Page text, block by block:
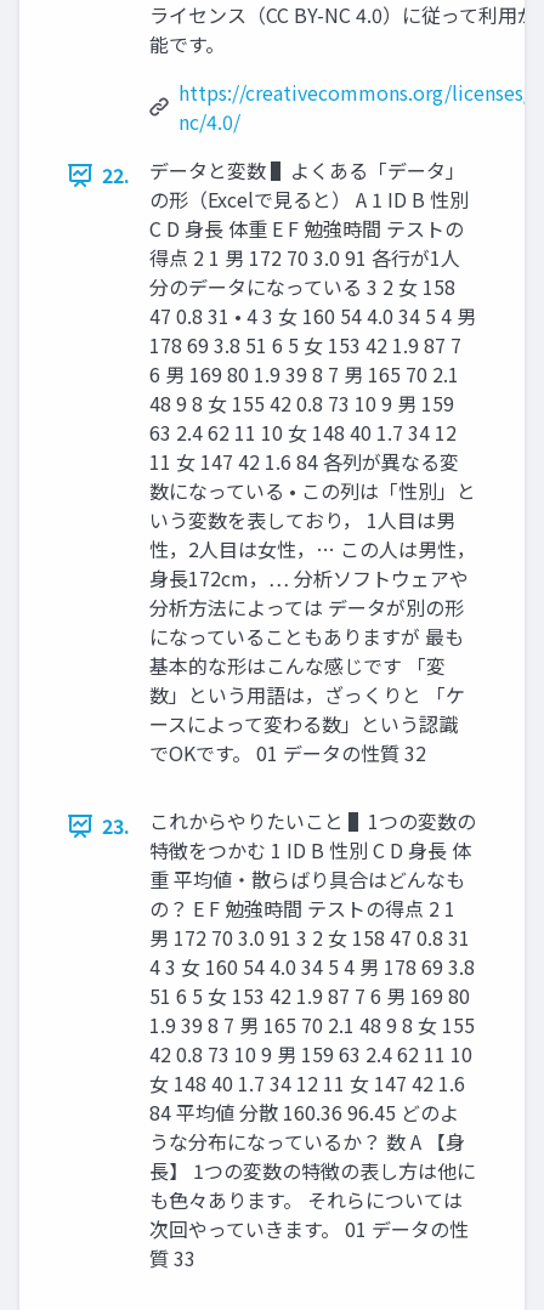
ライセンス（CC BY-NC 4.0）に従って利用が
能です。
https://creativecommons.org/licenses/
nc/4.0/
22.
データと変数 ▌よくある「データ」
の形（Excelで見ると） A 1 ID B 性別
C D 身長 体重 E F 勉強時間 テストの
得点 2 1 男 172 70 3.0 91 各行が1人
分のデータになっている 3 2 女 158
47 0.8 31 • 4 3 女 160 54 4.0 34 5 4 男
178 69 3.8 51 6 5 女 153 42 1.9 87 7
6 男 169 80 1.9 39 8 7 男 165 70 2.1
48 9 8 女 155 42 0.8 73 10 9 男 159
63 2.4 62 11 10 女 148 40 1.7 34 12
11 女 147 42 1.6 84 各列が異なる変
数になっている • この列は「性別」と
いう変数を表しており， 1人目は男
性，2人目は女性，… この人は男性，
身長172cm，… 分析ソフトウェアや
分析方法によっては データが別の形
になっていることもありますが 最も
基本的な形はこんな感じです 「変
数」という用語は，ざっくりと 「ケ
ースによって変わる数」という認識
でOKです。 01 データの性質 32
23.
これからやりたいこと ▌1つの変数の
特徴をつかむ 1 ID B 性別 C D 身長 体
重 平均値・散らばり具合はどんなも
の？ E F 勉強時間 テストの得点 2 1
男 172 70 3.0 91 3 2 女 158 47 0.8 31
4 3 女 160 54 4.0 34 5 4 男 178 69 3.8
51 6 5 女 153 42 1.9 87 7 6 男 169 80
1.9 39 8 7 男 165 70 2.1 48 9 8 女 155
42 0.8 73 10 9 男 159 63 2.4 62 11 10
女 148 40 1.7 34 12 11 女 147 42 1.6
84 平均値 分散 160.36 96.45 どのよ
うな分布になっているか？ 数 A 【身
長】 1つの変数の特徴の表し方は他に
も色々あります。 それらについては
次回やっていきます。 01 データの性
質 33